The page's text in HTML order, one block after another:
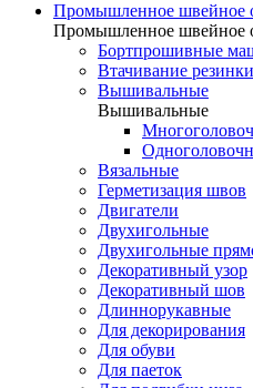
Промышленное швейное
Промышленное швейное
Бортпрошивные
Втачивание резинки
Вышивальные
Вышивальные
Вязальные
Герметизация швов
Двигатели
Двухигольные
Двухигольные
Декоративный узор
Декоративный шов
Длиннорукавные
Для декорирования
Для обуви
Для паеток